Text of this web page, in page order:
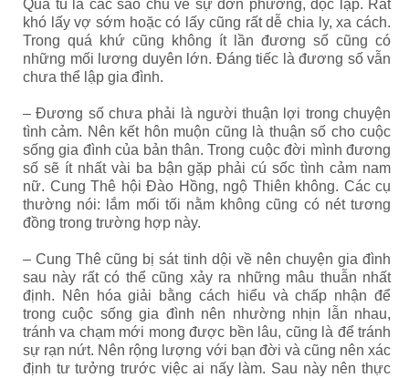
Quả tú là các sao chủ về sự đơn phương, độc lập. Rất
khó lấy vợ sớm hoặc có lấy cũng rất dễ chia ly, xa cách.
Trong quá khứ cũng không ít lần đương số cũng có
những mối lương duyên lớn. Đáng tiếc là đương số vẫn
chưa thể lập gia đình.
– Đương số chưa phải là người thuận lợi trong chuyện
tình cảm. Nên kết hôn muộn cũng là thuận số cho cuộc
sống gia đình của bản thân. Trong cuộc đời mình đương
số sẽ ít nhất vài ba bận gặp phải cú sốc tình cảm nam
nữ. Cung Thê hội Đào Hồng, ngộ Thiên không. Các cụ
thường nói: lắm mối tối nằm không cũng có nét tương
đồng trong trường hợp này.
– Cung Thê cũng bị sát tinh dội về nên chuyện gia đình
sau này rất có thể cũng xảy ra những mâu thuẫn nhất
định. Nên hóa giải bằng cách hiểu và chấp nhận để
trong cuộc sống gia đình nên nhường nhịn lẫn nhau,
tránh va chạm mới mong được bền lâu, cũng là để tránh
sự rạn nứt. Nên rộng lượng với bạn đời và cũng nên xác
định tư tưởng trước việc ai nấy làm. Sau này nên thực